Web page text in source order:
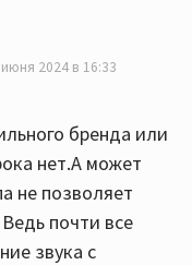
2024 в 16:33
бренда или
нет.А может
не позволяет
почти все
звука с